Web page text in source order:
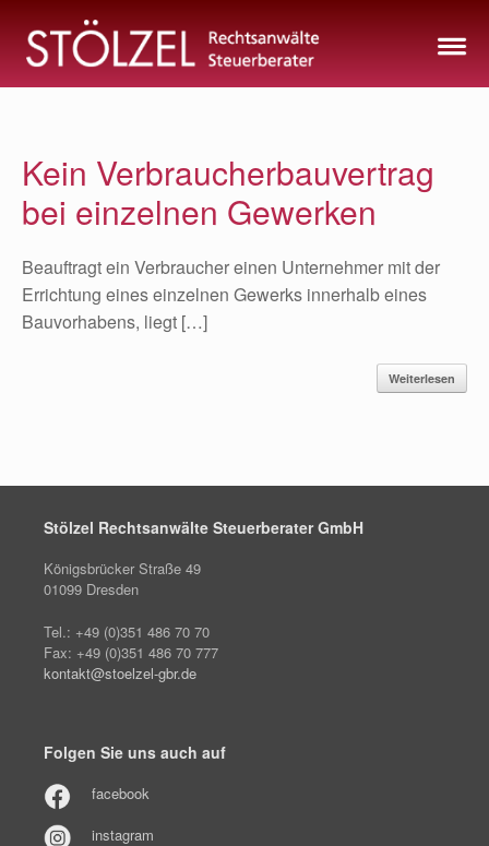
Inhalt
springen
Kein Verbraucherbauvertrag
bei einzelnen Gewerken
Beauftragt ein Verbraucher einen Unternehmer mit der
Errichtung eines einzelnen Gewerks innerhalb eines
Bauvorhabens, liegt […]
Weiterlesen
Stölzel Rechtsanwälte Steuerberater GmbH
Königsbrücker Straße 49
01099 Dresden
Tel.: +49 (0)351 486 70 70
Fax: +49 (0)351 486 70 777
kontakt@stoelzel-gbr.de
Folgen Sie uns auch auf
facebook
instagram